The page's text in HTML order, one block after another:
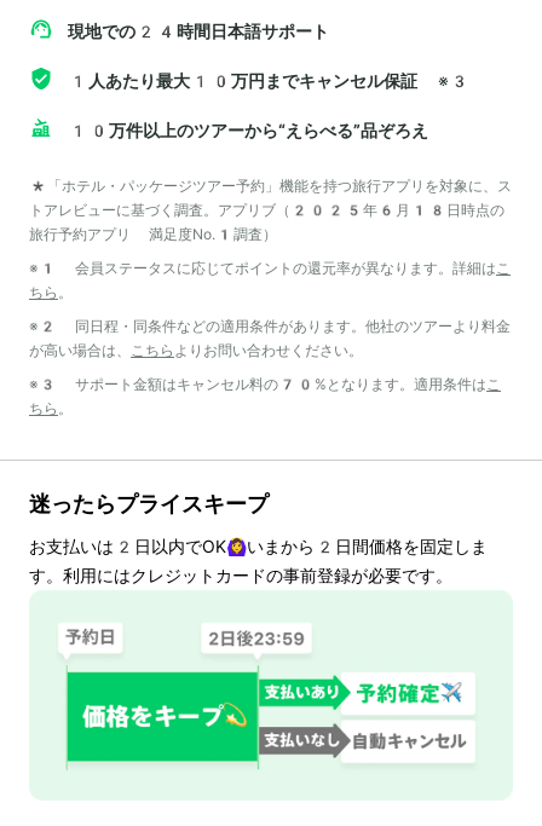
現地での24時間日本語サポート
1人あたり最大10万円までキャンセル保証 ※3
10万件以上のツアーから“えらべる”品ぞろえ
*「ホテル・パッケージツアー予約」機能を持つ旅行アプリを対象に、ス
トアレビューに基づく調査。アプリブ（2025年6月18日時点の
旅行予約アプリ 満足度No.1調査）
※1 会員ステータスに応じてポイントの還元率が異なります。詳細はこ
ちら 。
※2 同日程・同条件などの適用条件があります。他社のツアーより料金
が高い場合は、 こちら よりお問い合わせください。
※3 サポート金額はキャンセル料の70%となります。適用条件はこ
ちら 。
迷ったらプライスキープ
お支払いは 2 日以内でOK🙆‍♀️いまから 2 日間価格を固定しま
す。利用にはクレジットカードの事前登録が必要です。